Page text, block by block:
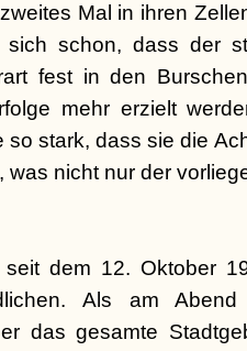
Mal in ihren
schon, dass der
fest in den
mehr erzielt
stark, dass sie die
was nicht nur der
seit dem 12. Oktober
Als am
das gesamte